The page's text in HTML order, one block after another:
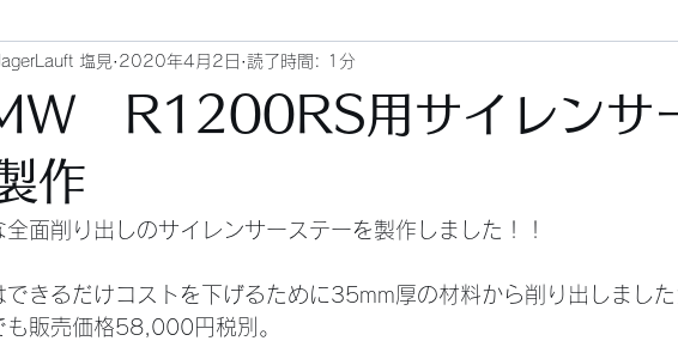
無題のカテゴリー 自動車整備工場
R1200RS用サイレンサ
作
JagerLauft 塩見 2020年4月2日 読了時間: 1分
全面削り出しのサイレンサーステーを製作しました！！
できるだけコストを下げるために35mm厚の材料から削り出しまし
も販売価格58,000円税別。